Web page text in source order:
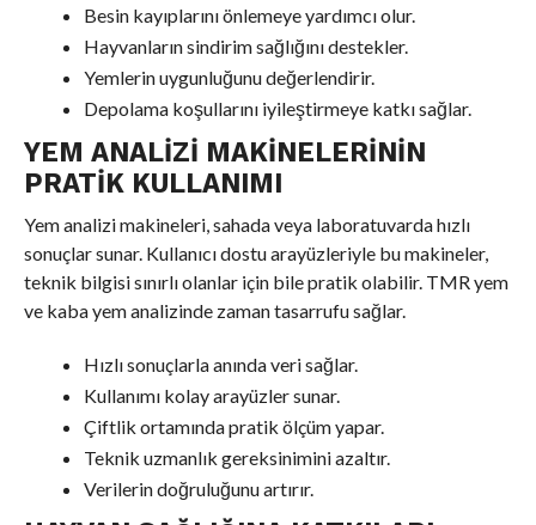
Besin kayıplarını önlemeye yardımcı olur.
Hayvanların sindirim sağlığını destekler.
Yemlerin uygunluğunu değerlendirir.
Depolama koşullarını iyileştirmeye katkı sağlar.
YEM ANALIZI MAKINELERININ
PRATIK KULLANIMI
Yem analizi makineleri, sahada veya laboratuvarda hızlı
sonuçlar sunar. Kullanıcı dostu arayüzleriyle bu makineler,
teknik bilgisi sınırlı olanlar için bile pratik olabilir. TMR yem
ve kaba yem analizinde zaman tasarrufu sağlar.
Hızlı sonuçlarla anında veri sağlar.
Kullanımı kolay arayüzler sunar.
Çiftlik ortamında pratik ölçüm yapar.
Teknik uzmanlık gereksinimini azaltır.
Verilerin doğruluğunu artırır.